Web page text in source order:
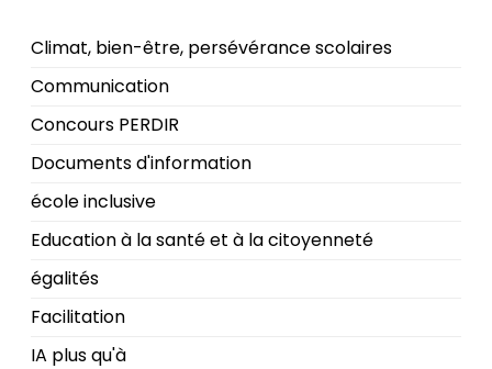
Climat, bien-être, persévérance scolaires
Communication
Concours PERDIR
Documents d'information
école inclusive
Education à la santé et à la citoyenneté
égalités
Facilitation
IA plus qu'à